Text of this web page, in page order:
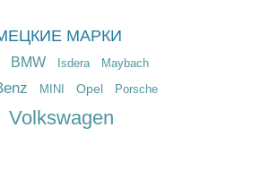
МАРКИ
BMW Isdera Maybach
MINI Opel Porsche
Volkswagen